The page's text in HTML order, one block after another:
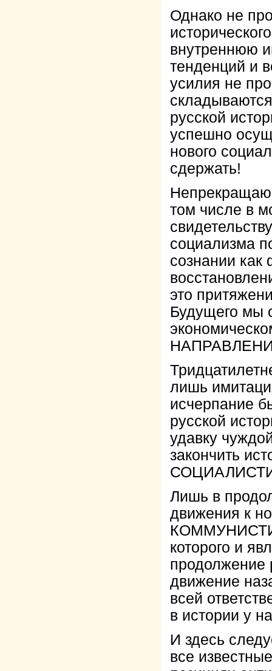
Однако не
внутреннюю
тенденций и
усилия не
русской
успешно
нового
сдержать!
том числе в
социализма
сознании
это
Будущего мы
лишь
исчерпание
русской
удавку
закончить
Лишь в
движения к
которого и
продолжение
движение
всей
в истории у
И здесь
все